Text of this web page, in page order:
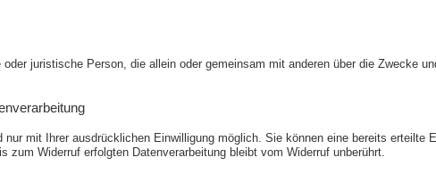
juristische Person, die allein oder gemeinsam mit anderen über die Zwecke
nur mit Ihrer ausdrücklichen Einwilligung möglich. Sie können eine bereits
zum Widerruf erfolgten Datenverarbeitung bleibt vom Widerruf unberührt.